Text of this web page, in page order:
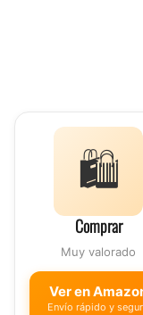
🛍️
Comprar
Muy valorado
Ver en
Envío rápido y